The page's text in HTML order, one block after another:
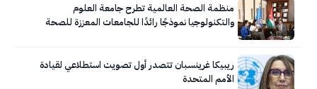
منظمة الصحة العالمية تطرح جامعة العلوم
والتكنولوجيا نموذجًا رائدًا للجامعات المعززة للصحة
ريبيكا غرينسبان تتصدر أول تصويت استطلاعي لقيادة
الأمم المتحدة